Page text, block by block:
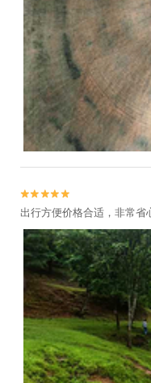


出行方便价格合适，非常省